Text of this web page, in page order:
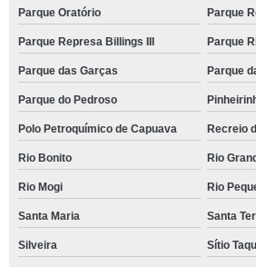
Parque Oratório Parque
Parque Represa Billings III Parque
Parque das Garças Parque
Parque do Pedroso
Polo Petroquímico de Capuava Recreio
Rio Bonito Rio
Rio Mogi Rio
Santa Maria Santa
Silveira Sítio